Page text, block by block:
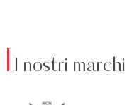
I nostri marchi